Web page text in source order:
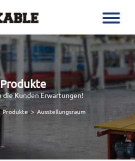
Produkte
Kunden Erwartungen!
Produkte > Ausstellungsraum